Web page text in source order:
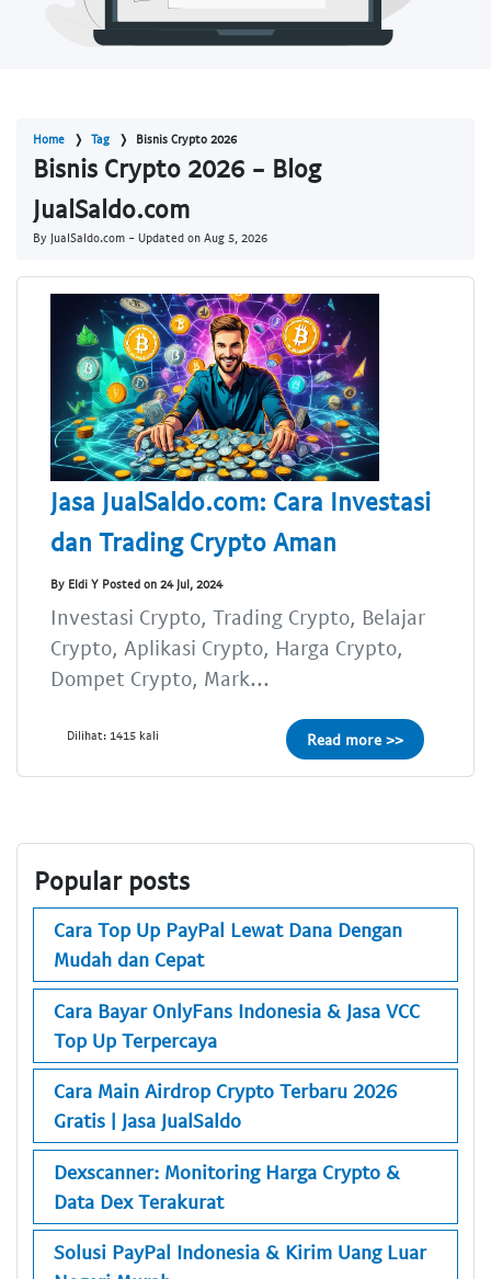
Home Tag Bisnis Crypto 2026
Bisnis Crypto 2026 - Blog
JualSaldo.com
By JualSaldo.com - Updated on Aug 5, 2026
Jasa JualSaldo.com: Cara Investasi
dan Trading Crypto Aman
By Eldi Y Posted on 24 Jul, 2024
Investasi Crypto, Trading Crypto, Belajar
Crypto, Aplikasi Crypto, Harga Crypto,
Dompet Crypto, Mark...
Dilihat: 1415 kali Read more >>
Popular posts
Cara Top Up PayPal Lewat Dana Dengan
Mudah dan Cepat
Cara Bayar OnlyFans Indonesia & Jasa VCC
Top Up Terpercaya
Cara Main Airdrop Crypto Terbaru 2026
Gratis | Jasa JualSaldo
Dexscanner: Monitoring Harga Crypto &
Data Dex Terakurat
Solusi PayPal Indonesia & Kirim Uang Luar